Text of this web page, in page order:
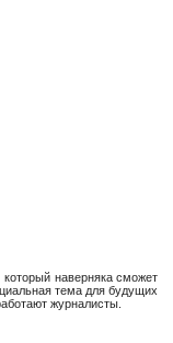
наверняка сможет
тема для будущих
журналисты.